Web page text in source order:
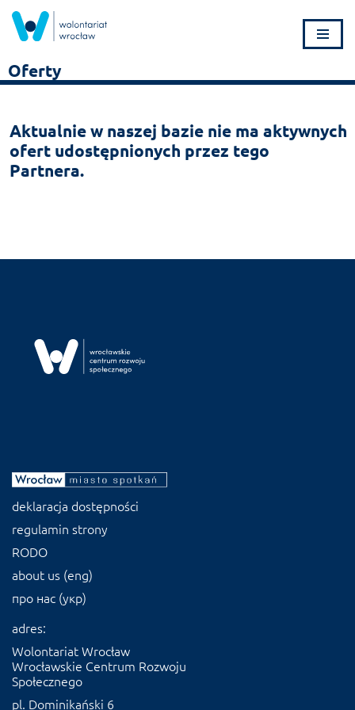
Przejdź
do
treści
Oferty
Aktualnie w naszej bazie nie ma aktywnych
ofert udostępnionych przez tego
Partnera.
deklaracja dostępności
regulamin strony
RODO
about us (eng)
про нас (укр)
adres:
Wolontariat Wrocław
Wrocławskie Centrum Rozwoju
Społecznego
pl. Dominikański 6